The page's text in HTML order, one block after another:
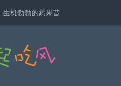
生机勃勃的蔬果昔